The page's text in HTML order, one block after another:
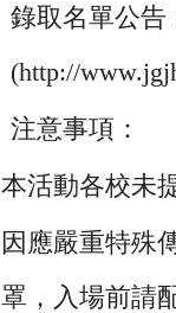
錄取名單公告
(http://
注意事項：
本活動各校未
因應嚴重特殊
罩，入場前請